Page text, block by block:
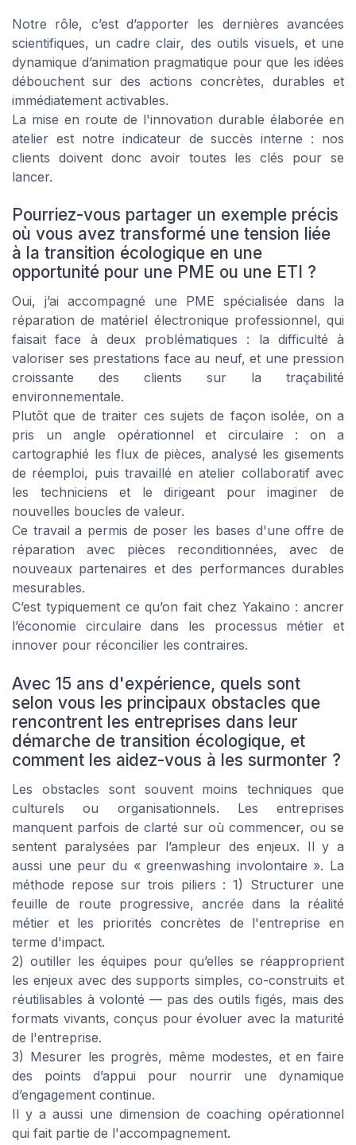
Notre rôle, c’est d’apporter les dernières avancées
scientifiques, un cadre clair, des outils visuels, et une
dynamique d’animation pragmatique pour que les idées
débouchent sur des actions concrètes, durables et
immédiatement activables.
La mise en route de l'innovation durable élaborée en
atelier est notre indicateur de succès interne : nos
clients doivent donc avoir toutes les clés pour se
lancer.
Pourriez-vous partager un exemple précis
où vous avez transformé une tension liée
à la transition écologique en une
opportunité pour une PME ou une ETI ?
Oui, j’ai accompagné une PME spécialisée dans la
réparation de matériel électronique professionnel, qui
faisait face à deux problématiques : la difficulté à
valoriser ses prestations face au neuf, et une pression
croissante des clients sur la traçabilité
environnementale.
Plutôt que de traiter ces sujets de façon isolée, on a
pris un angle opérationnel et circulaire : on a
cartographié les flux de pièces, analysé les gisements
de réemploi, puis travaillé en atelier collaboratif avec
les techniciens et le dirigeant pour imaginer de
nouvelles boucles de valeur.
Ce travail a permis de poser les bases d'une offre de
réparation avec pièces reconditionnées, avec de
nouveaux partenaires et des performances durables
mesurables.
C’est typiquement ce qu’on fait chez Yakaino : ancrer
l’économie circulaire dans les processus métier et
innover pour réconcilier les contraires.
Avec 15 ans d'expérience, quels sont
selon vous les principaux obstacles que
rencontrent les entreprises dans leur
démarche de transition écologique, et
comment les aidez-vous à les surmonter ?
Les obstacles sont souvent moins techniques que
culturels ou organisationnels. Les entreprises
manquent parfois de clarté sur où commencer, ou se
sentent paralysées par l’ampleur des enjeux. Il y a
aussi une peur du « greenwashing involontaire ». La
méthode repose sur trois piliers : 1) Structurer une
feuille de route progressive, ancrée dans la réalité
métier et les priorités concrètes de l'entreprise en
terme d'impact.
2) outiller les équipes pour qu’elles se réapproprient
les enjeux avec des supports simples, co-construits et
réutilisables à volonté — pas des outils figés, mais des
formats vivants, conçus pour évoluer avec la maturité
de l'entreprise.
3) Mesurer les progrès, même modestes, et en faire
des points d’appui pour nourrir une dynamique
d’engagement continue.
Il y a aussi une dimension de coaching opérationnel
qui fait partie de l'accompagnement.